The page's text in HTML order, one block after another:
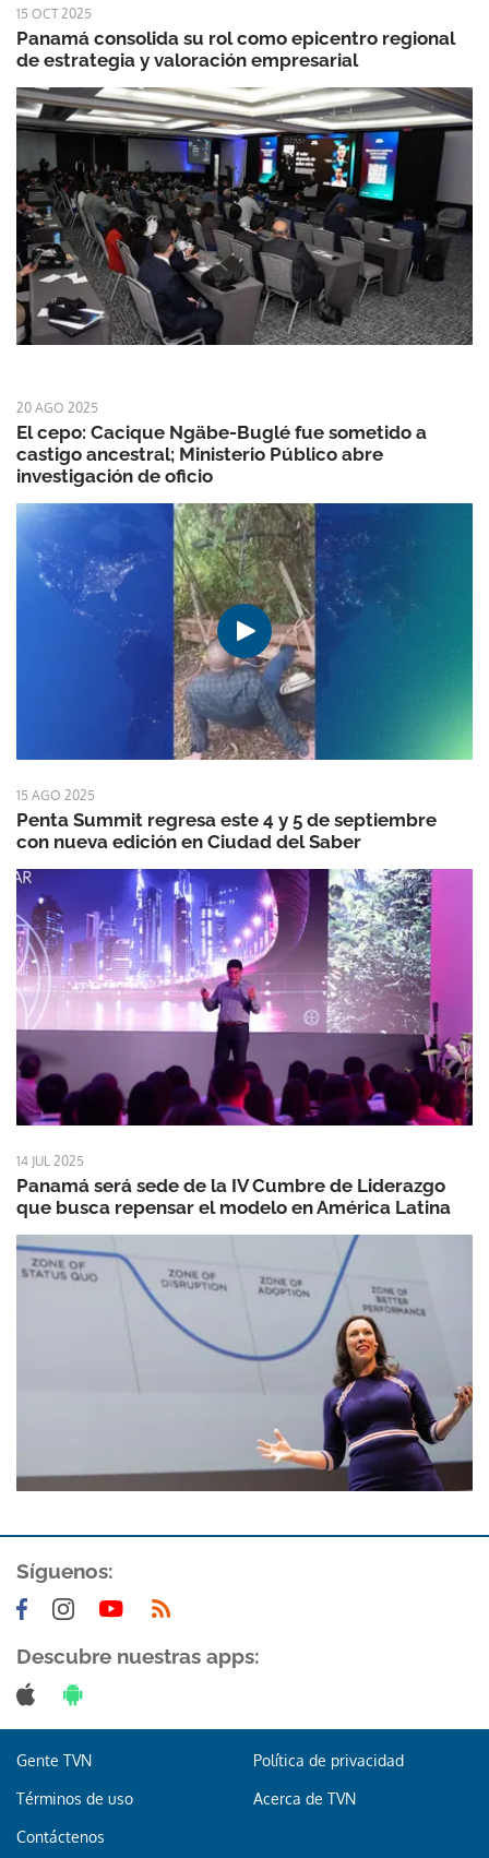
15 OCT 2025
Panamá consolida su rol como epicentro regional
de estrategia y valoración empresarial
20 AGO 2025
El cepo: Cacique Ngäbe-Buglé fue sometido a
castigo ancestral; Ministerio Público abre
investigación de oficio
15 AGO 2025
Penta Summit regresa este 4 y 5 de septiembre
con nueva edición en Ciudad del Saber
14 JUL 2025
Panamá será sede de la IV Cumbre de Liderazgo
que busca repensar el modelo en América Latina
Síguenos:
Descubre nuestras apps:
Gente TVN Política de privacidad
Términos de uso Acerca de TVN
Contáctenos